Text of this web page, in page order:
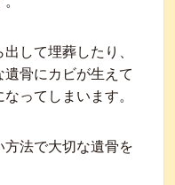
して埋葬したり、
骨にカビが生えて
ってしまいます。
法で大切な遺骨を